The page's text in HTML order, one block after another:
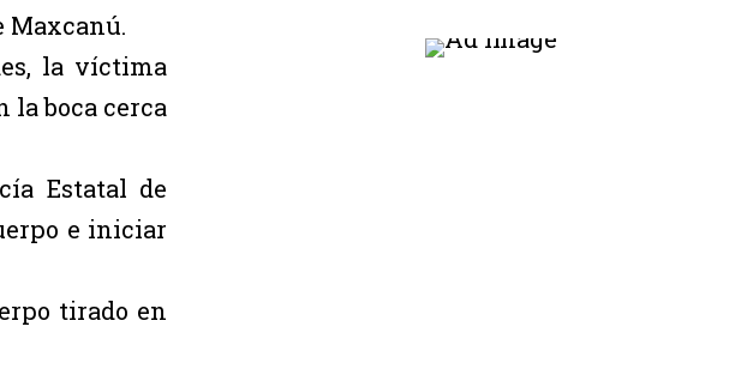
Maxcanú.
la víctima
la boca cerca
Estatal de
e iniciar
tirado en